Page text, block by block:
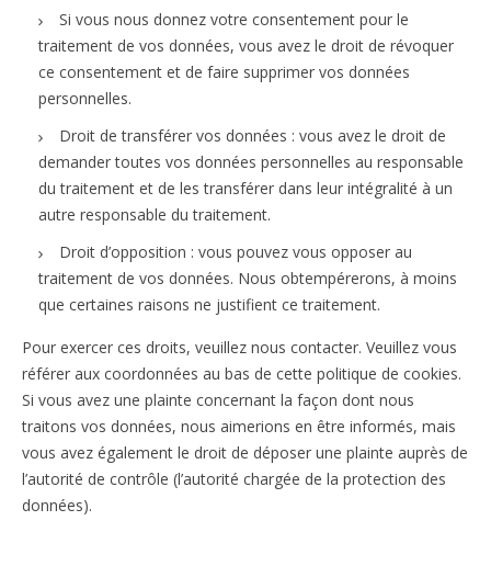
Si vous nous donnez votre consentement pour le
traitement de vos données, vous avez le droit de révoquer
ce consentement et de faire supprimer vos données
personnelles.
Droit de transférer vos données : vous avez le droit de
demander toutes vos données personnelles au responsable
du traitement et de les transférer dans leur intégralité à un
autre responsable du traitement.
Droit d’opposition : vous pouvez vous opposer au
traitement de vos données. Nous obtempérerons, à moins
que certaines raisons ne justifient ce traitement.
Pour exercer ces droits, veuillez nous contacter. Veuillez vous
référer aux coordonnées au bas de cette politique de cookies.
Si vous avez une plainte concernant la façon dont nous
traitons vos données, nous aimerions en être informés, mais
vous avez également le droit de déposer une plainte auprès de
l’autorité de contrôle (l’autorité chargée de la protection des
données).